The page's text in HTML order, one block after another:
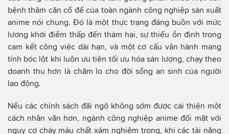
bệnh thâm căn cố đế của toàn ngành công nghiệp sản xuất
anime nói chung. Đó là một thực trạng đáng buồn với mức
lương khởi điểm thấp đến thảm hại, sự thiếu ổn định trong
cam kết công việc dài hạn, và một cơ cấu vận hành mang
tính bóc lột khi luôn ưu tiên tối ưu hóa sản lượng, chạy theo
doanh thu hơn là chăm lo cho đời sống an sinh của người
lao động.
Nếu các chính sách đãi ngộ không sớm được cải thiện một
cách nhân văn hơn, ngành công nghiệp anime đối mặt với
nguy cơ chảy máu chất xám nghiêm trọng, khi các tài năng